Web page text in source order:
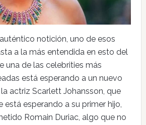
notición, uno de esos
a la más entendida en esto del
una de las celebrities más
está esperando a un nuevo
actriz Scarlett Johansson, que
está esperando a su primer hijo,
Romain Duriac, algo que no